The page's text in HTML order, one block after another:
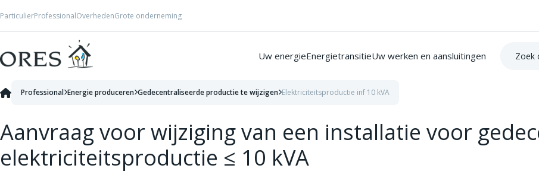
Uw energieEnergietransitieUw werken en aansluitingen
ParticulierProfessionalOverhedenGrote onderneming
Aanvraag voor wijziging van een installatie voor
elektriciteitsproductie ≤ 10 kVA
Professional Energie produceren Gedecentraliseerde productie te wijzigen Elektriciteitsproductie inf 10 kVA